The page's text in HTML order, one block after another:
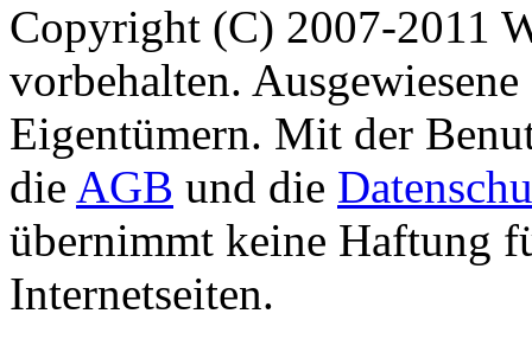
Copyright (C) 2007-2011
vorbehalten.
Eigentümern. Mit der
die AGB und die
übernimmt keine Haftung
Internetseiten.